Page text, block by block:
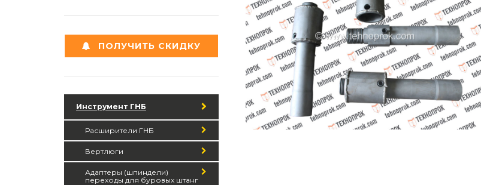
ПОЛУЧИТЬ СКИДКУ
Инструмент ГНБ
Расширители ГНБ
Вертлюги
Адаптеры (шпиндели)
переходы для буровых штанг